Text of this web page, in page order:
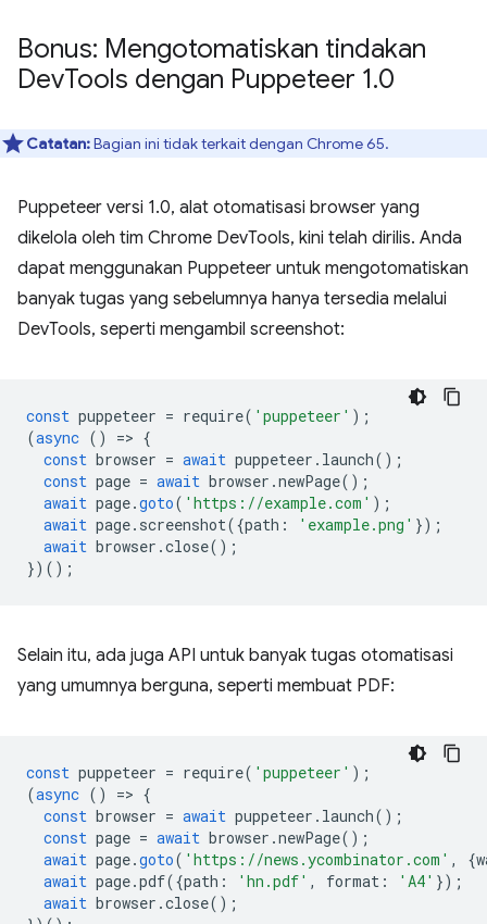
Bonus: Mengotomatiskan tindakan
DevTools dengan Puppeteer 1.0
Catatan:Bagian ini tidak terkait dengan Chrome 65.
Puppeteer versi 1.0, alat otomatisasi browser yang
dikelola oleh tim Chrome DevTools, kini telah dirilis. Anda
dapat menggunakan Puppeteer untuk mengotomatiskan
banyak tugas yang sebelumnya hanya tersedia melalui
DevTools, seperti mengambil screenshot:
const puppeteer = require( 'puppeteer' );
(async () => {
const browser = await puppeteer . launch();
const page = await browser .newPage();
await page.goto( 'https://example.com' );
await page. screenshot({path : 'example.png' });
await browser .close();
})();
Selain itu, ada juga API untuk banyak tugas otomatisasi
yang umumnya berguna, seperti membuat PDF:
const puppeteer = require( 'puppeteer' );
(async () => {
const browser = await puppeteer . launch();
const page = await browser .newPage();
await page.goto( 'https://news.ycombinator.com' , {
await page.pdf({path : 'hn.pdf' , format : 'A4' });
await browser .close();